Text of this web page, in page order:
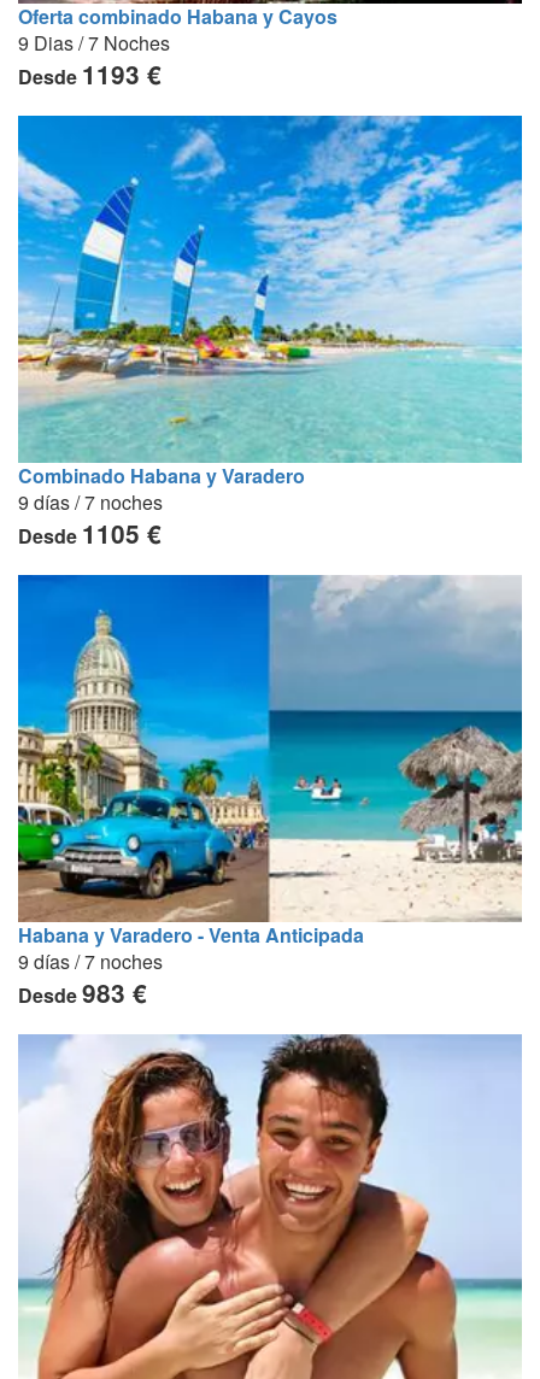
Oferta combinado Habana y Cayos
9 Dias / 7 Noches
Desde 1193 €
Combinado Habana y Varadero
9 días / 7 noches
Desde 1105 €
Habana y Varadero - Venta Anticipada
9 días / 7 noches
Desde983 €